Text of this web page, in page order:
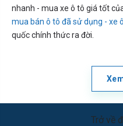
nhanh - mua xe ô tô giá tốt
mua bán ô tô đã sử dụng - xe
quốc chính thức ra đời.
Trở về